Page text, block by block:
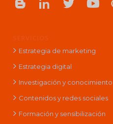
SERVICIOS
Estrategia de marketing
Estrategia digital
Investigación y conocimiento
Contenidos y redes sociales
Formación y sensibilización